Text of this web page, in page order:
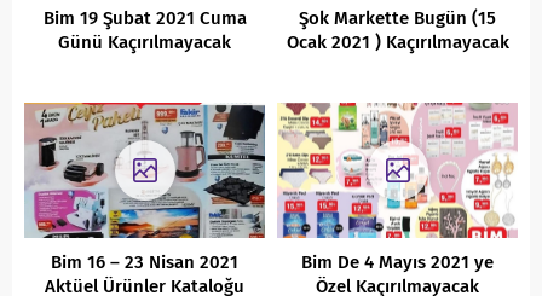
Bim 19 Şubat 2021 Cuma
Günü Kaçırılmayacak
Şok Markette Bugün (15
Ocak 2021 ) Kaçırılmayacak
Bim 16 – 23 Nisan 2021
Aktüel Ürünler Kataloğu
Bim De 4 Mayıs 2021 ye
Özel Kaçırılmayacak